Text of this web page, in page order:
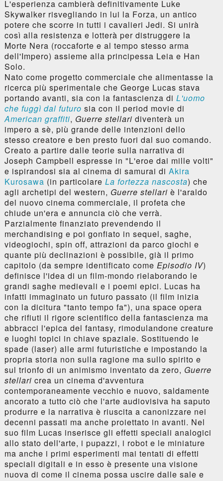
L'esperienza cambierà definitivamente Luke
Skywalker risvegliando in lui la Forza, un antico
potere che scorre in tutti i cavalieri Jedi. Si unirà
così alla resistenza e lotterà per distruggere la
Morte Nera (roccaforte e al tempo stesso arma
dell'Impero) assieme alla principessa Leia e Han
Solo.
Nato come progetto commerciale che alimentasse la
ricerca più sperimentale che George Lucas stava
portando avanti, sia con la fantascienza di L'uomo
che fuggì dal futuro sia con il period movie di
American graffiti, Guerre stellari diventerà un
impero a sè, più grande delle intenzioni dello
stesso creatore e ben presto fuori dal suo comando.
Creato a partire dalle teorie sulla narrativa di
Joseph Campbell espresse in "L'eroe dai mille volti"
e ispirandosi sia al cinema di samurai di Akira
Kurosawa (in particolare La fortezza nascosta) che
agli archetipi del western, Guerre stellari è l'araldo
del nuovo cinema commerciale, il profeta che
chiude un'era e annuncia ciò che verrà.
Parzialmente finanziato prevendendo il
merchandising e poi gonfiato in sequel, saghe,
videogiochi, spin off, attrazioni da parco giochi e
quante più declinazioni è possibile, già il primo
capitolo (da sempre identificato come Episodio IV)
definisce l'idea di un film-mondo rielaborando le
grandi saghe medievali e i poemi epici. Lucas ha
infatti immaginato un futuro passato (il film inizia
con la dicitura "tanto tempo fa"), una space opera
che rifiuti il rigore scientifico della fantascienza ma
abbracci l'epica del fantasy, rimodulandone creature
e luoghi topici in chiave spaziale. Sostituendo le
spade (laser) alle armi futuristiche e impostando la
propria storia non sulla ragione ma sullo spirito e
sul trionfo di un animismo inventato da zero, Guerre
stellari crea un cinema d'avventura
contemporaneamente vecchio e nuovo, saldamente
ancorato a tutto ciò che l'arte audiovisiva ha saputo
produrre e la narrativa è riuscita a canonizzare nei
decenni passati ma anche proiettato in avanti. Nel
suo film Lucas inserisce gli effetti speciali analogici
allo stato dell'arte, i pupazzi, i robot e le miniature
ma anche i primi esperimenti mai tentati di effetti
speciali digitali e in esso è presente una visione
nuova di come il cinema possa uscire dalle sale e